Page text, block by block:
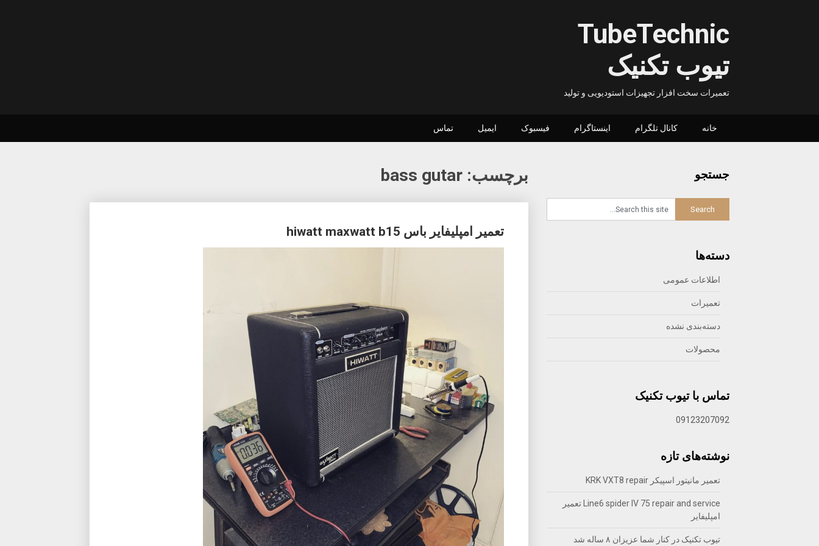
TubeTechnic
تیوب تکنیک
تعمیرات سخت افزار تجهیزات استودیویی و تولید
خانه کانال تلگرام اینستاگرام فیسبوک ایمیل تماس
برچسب: bass gutar
تعمیر امپلیفایر باس hiwatt maxwatt b15
navigation
جستجو
دسته‌ها
اطلاعات عمومی
تعمیرات
دسته‌بندی نشده
محصولات
تماس با تیوب تکنیک
09123207092
نوشته‌های تازه
تعمیر مانیتور اسپیکر KRK VXT8 repair
Line6 spider IV 75 repair and service تعمیر
امپلیفایر
تیوب تکنیک در کنار شما عزیزان ۸ ساله شد